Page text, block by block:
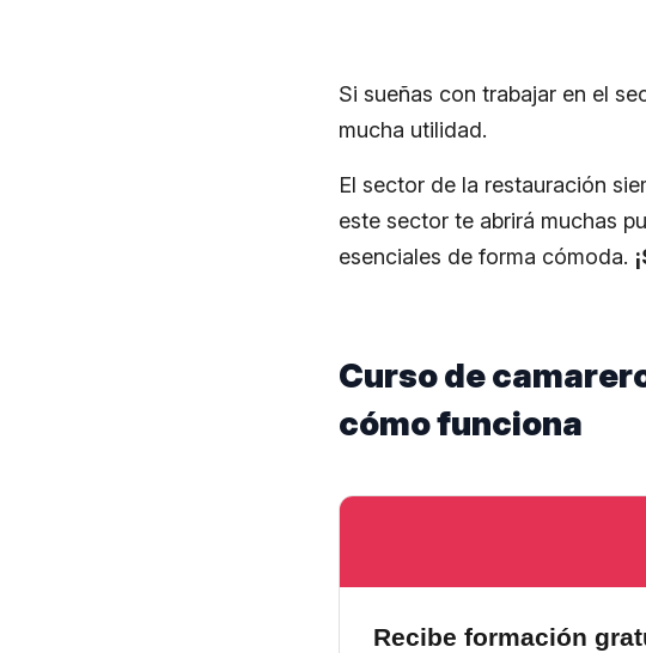
Si sueñas con trabajar en el
mucha utilidad.
El sector de la restauración
este sector te abrirá muchas
esenciales de forma cómoda.
Curso de
cómo funciona
Recibe formación